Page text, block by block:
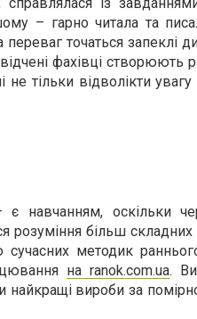
– гарно читала та
точаться запеклі
фахівці створюють
тільки відволікти
навчанням, оскільки
розуміння більш
методик
на ranok.com.ua.
найкращі вироби за